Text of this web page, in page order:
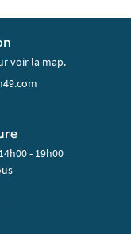
voir la map.
- 19h00